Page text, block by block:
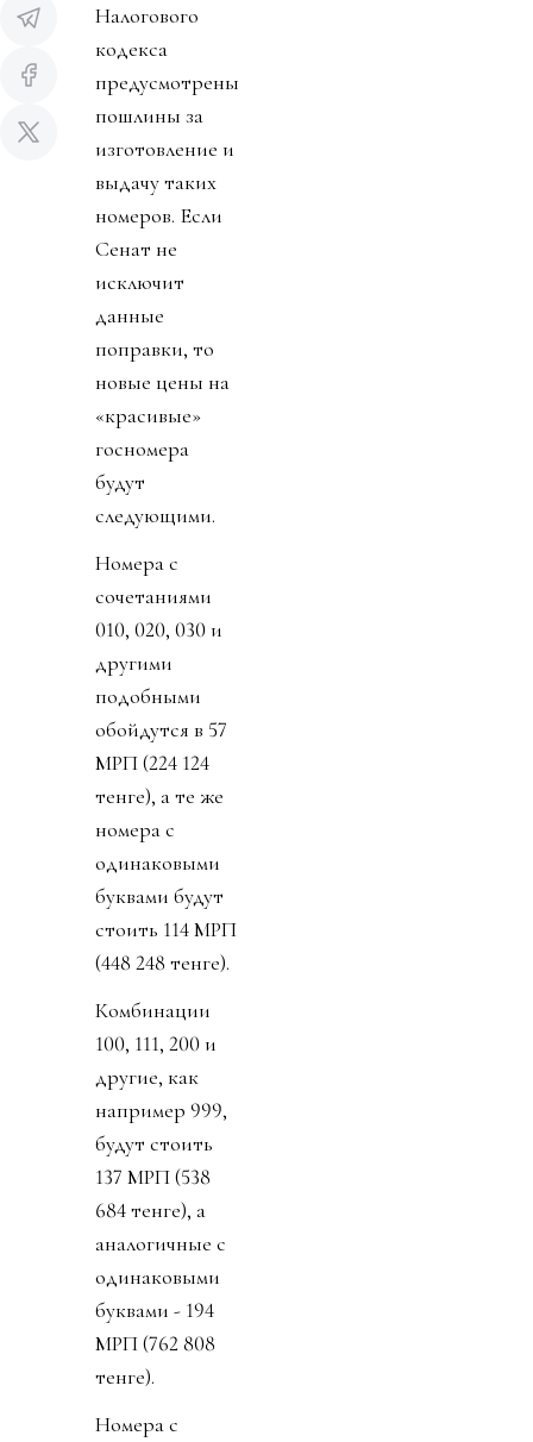
Налогового
кодекса
предусмотрены
пошлины за
изготовление и
выдачу таких
номеров. Если
Сенат не
исключит
данные
поправки, то
новые цены на
«красивые»
госномера
будут
следующими.
Номера с
сочетаниями
010, 020, 030 и
другими
подобными
обойдутся в 57
МРП (224 124
тенге), а те же
номера с
одинаковыми
буквами будут
стоить 114 МРП
(448 248 тенге).
Комбинации
100, 111, 200 и
другие, как
например 999,
будут стоить
137 МРП (538
684 тенге), а
аналогичные с
одинаковыми
буквами - 194
МРП (762 808
тенге).
Номера с